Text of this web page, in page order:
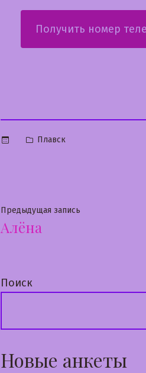
Получить номер
Опубликовано
Плавск
Навигация
по
Предыдущая запись
Алёна
Поиск
Новые анкеты